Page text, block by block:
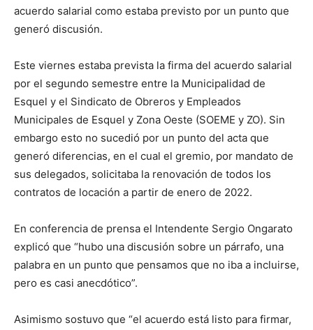
acuerdo salarial como estaba previsto por un punto que
generó discusión.
Este viernes estaba prevista la firma del acuerdo salarial
por el segundo semestre entre la Municipalidad de
Esquel y el Sindicato de Obreros y Empleados
Municipales de Esquel y Zona Oeste (SOEME y ZO). Sin
embargo esto no sucedió por un punto del acta que
generó diferencias, en el cual el gremio, por mandato de
sus delegados, solicitaba la renovación de todos los
contratos de locación a partir de enero de 2022.
En conferencia de prensa el Intendente Sergio Ongarato
explicó que “hubo una discusión sobre un párrafo, una
palabra en un punto que pensamos que no iba a incluirse,
pero es casi anecdótico”.
Asimismo sostuvo que “el acuerdo está listo para firmar,